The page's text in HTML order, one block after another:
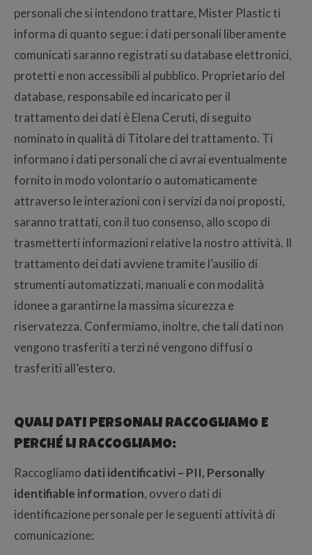
personali che si intendono trattare, Mister Plastic ti
informa di quanto segue: i dati personali liberamente
comunicati saranno registrati su database elettronici,
protetti e non accessibili al pubblico. Proprietario del
database, responsabile ed incaricato per il
trattamento dei dati è Elena Ceruti, di seguito
nominato in qualità di Titolare del trattamento. Ti
informano i dati personali che ci avrai eventualmente
fornito in modo volontario o automaticamente
attraverso le interazioni con i servizi da noi proposti,
saranno trattati, con il tuo consenso, allo scopo di
trasmetterti informazioni relative la nostro attività. Il
trattamento dei dati avviene tramite l’ausilio di
strumenti automatizzati, manuali e con modalità
idonee a garantirne la massima sicurezza e
riservatezza. Confermiamo, inoltre, che tali dati non
vengono trasferiti a terzi né vengono diffusi o
trasferiti all’estero.
QUALI DATI PERSONALI RACCOGLIAMO E
PERCHÉ LI RACCOGLIAMO:
Raccogliamo dati identificativi – PII, Personally
identifiable information, ovvero dati di
identificazione personale per le seguenti attività di
comunicazione: